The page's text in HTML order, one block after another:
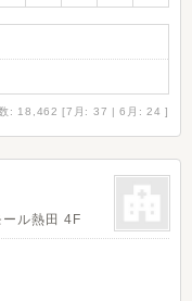
数: 18,462 [7月: 37 | 6月: 24 ]
ル熱田 4F